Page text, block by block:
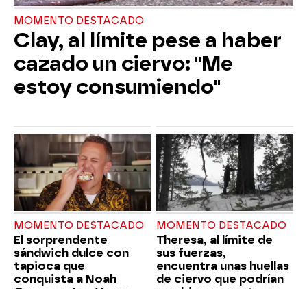
MOMENTO DESTACADO
Clay, al límite pese a haber
cazado un ciervo: "Me
estoy consumiendo"
MOMENTO DESTACADO
El sorprendente
sándwich dulce con
tapioca que
conquista a Noah
MOMENTO DESTACADO
Theresa, al límite de
sus fuerzas,
encuentra unas huellas
de ciervo que podrían